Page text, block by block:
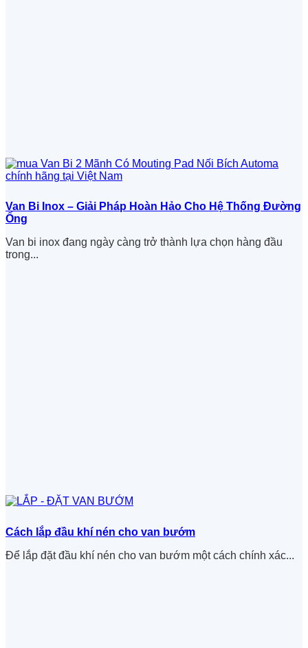
Van Bi Inox – Giải Pháp Hoàn Hảo Cho Hệ Thống Đường
Ống
Van bi inox đang ngày càng trở thành lựa chọn hàng đầu
trong...
Cách lắp đầu khí nén cho van bướm
Để lắp đặt đầu khí nén cho van bướm một cách chính xác...